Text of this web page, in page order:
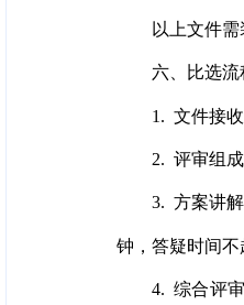
以上文件
六、比选流
1. 文件接
2. 评审组
3. 方案讲
钟，答疑时间不
4. 综合评